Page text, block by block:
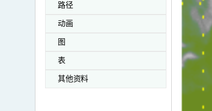
路径
动画
图
表
其他资料